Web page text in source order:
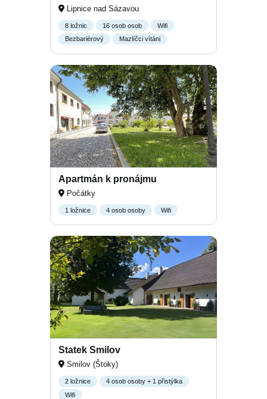
Lipnice nad Sázavou
8 ložnic 16 osob osob
Wifi
Bezbariérový
Mazlíčci vítáni
Apartmán k pronájmu
Počátky
1 ložnice 4 osob osoby Wifi
Statek Smilov
Smilov (Štoky)
2 ložnice
4 osob osoby + 1 přistýlka
Wifi